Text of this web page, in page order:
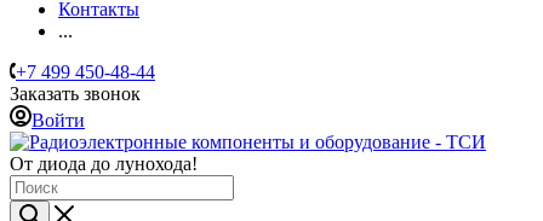
Контакты
...
+7 499 450-48-44
Заказать звонок
Войти
От диода до лунохода!